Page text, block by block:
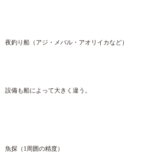
夜釣り船（アジ・メバル・アオリイカなど）
設備も船によって大きく違う。
魚探（1周囲の精度）